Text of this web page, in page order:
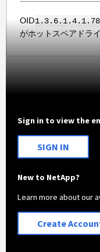
OID
がホットスペアドラ
Sign in to view the
SIGN IN
New to NetApp?
Learn more about our
Create